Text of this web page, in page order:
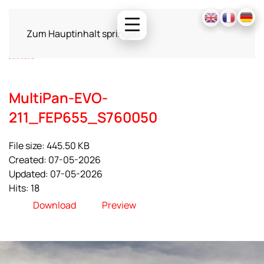
Zum Hauptinhalt springen
MultiPan-EVO-
211_FEP655_S760050
File size: 445.50 KB
Created: 07-05-2026
Updated: 07-05-2026
Hits: 18
Download
Preview